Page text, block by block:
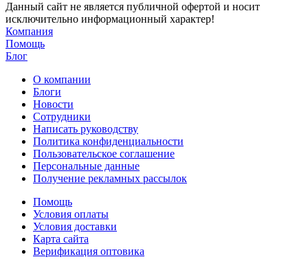
Данный сайт не является публичной офертой и носит
исключительно информационный характер!
Компания
Помощь
Блог
О компании
Блоги
Новости
Сотрудники
Написать руководству
Политика конфиденциальности
Пользовательское соглашение
Персональные данные
Получение рекламных рассылок
Помощь
Условия оплаты
Условия доставки
Карта сайта
Верификация оптовика